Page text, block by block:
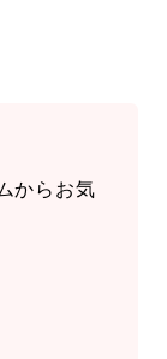
からお気